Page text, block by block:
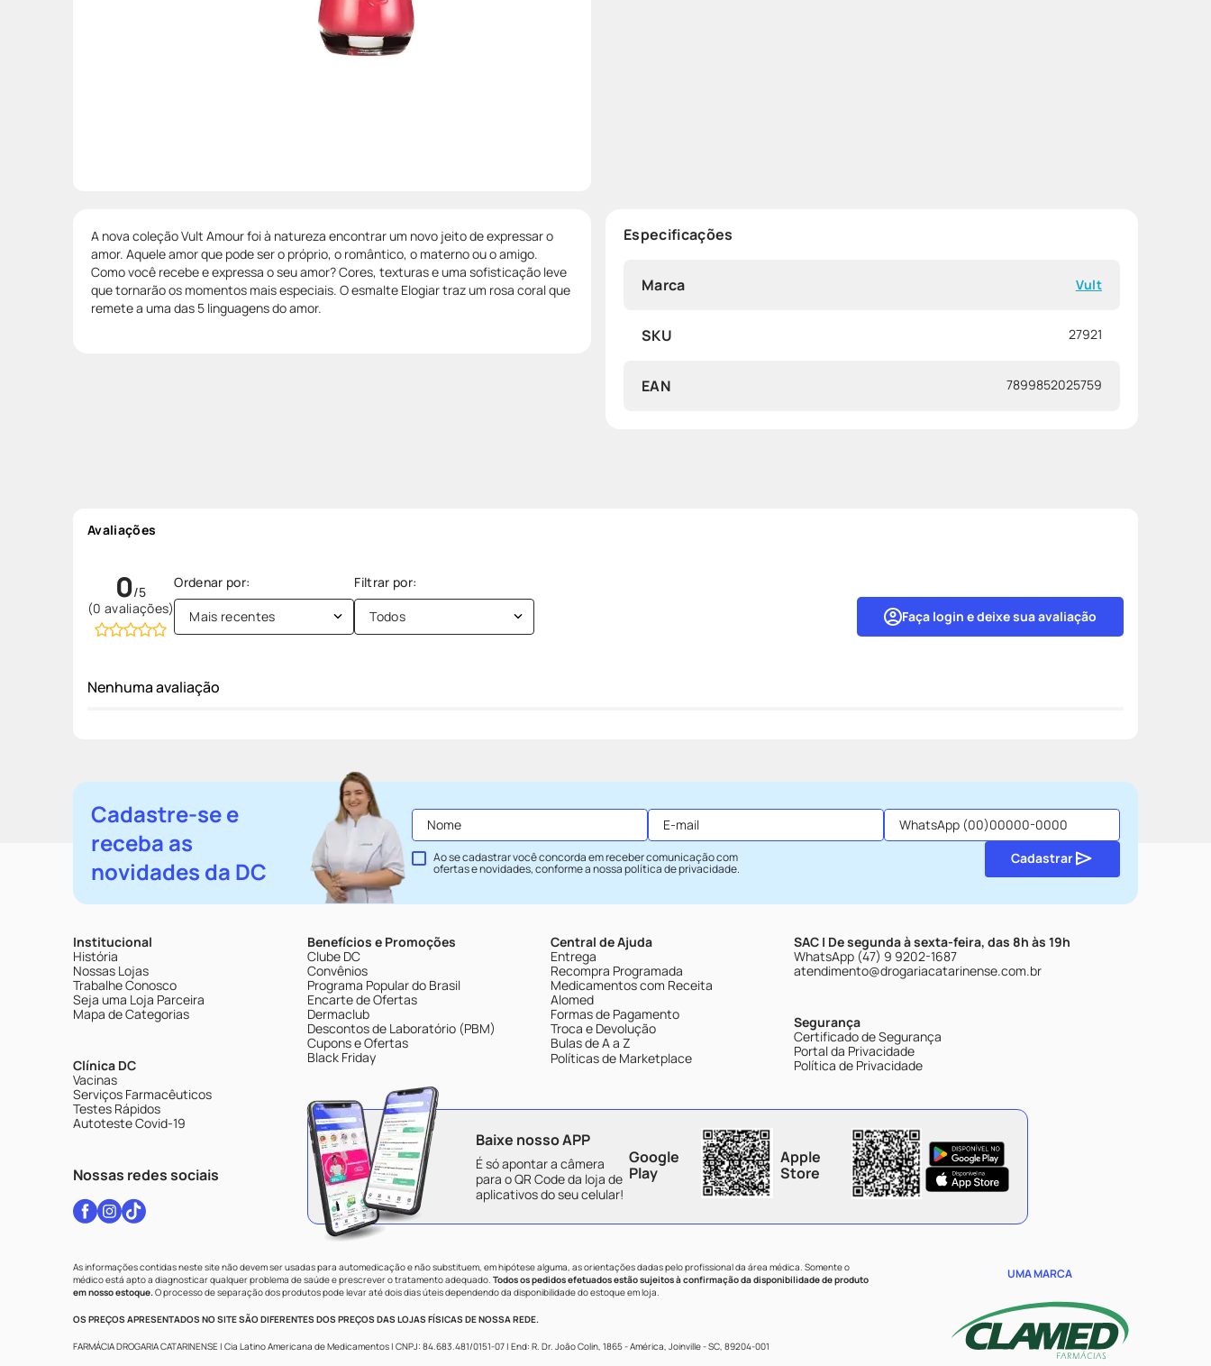
A nova coleção Vult Amour foi à natureza encontrar um novo jeito de expressar o
amor. Aquele amor que pode ser o próprio, o romântico, o materno ou o amigo.
Como você recebe e expressa o seu amor? Cores, texturas e uma sofisticação leve
que tornarão os momentos mais especiais. O esmalte Elogiar traz um rosa coral que
remete a uma das 5 linguagens do amor.
Especificações
Marca Vult
SKU 27921
EAN 7899852025759
Avaliações
0
(0 avaliações) Faça login e deixe sua avaliação
Mais recentes Todos
Nenhuma avaliação
Cadastre-se e
receba as
novidades da DC
Ao se cadastrar você concorda em receber comunicação com
ofertas e novidades, conforme a nossapolítica de privacidade.
Cadastrar
Institucional
História
Nossas Lojas
Trabalhe Conosco
Seja uma Loja Parceira
Mapa de Categorias
Clínica DC
Vacinas
Serviços Farmacêuticos
Testes Rápidos
Autoteste Covid-19
Nossas redes sociais
Benefícios e Promoções
Clube DC
Convênios
Programa Popular do Brasil
Encarte de Ofertas
Dermaclub
Descontos de Laboratório (PBM)
Cupons e Ofertas
Black Friday
Central de Ajuda
Entrega
Recompra Programada
Medicamentos com Receita
Alomed
Formas de Pagamento
Troca e Devolução
Bulas de A a Z
Políticas de Marketplace
SAC | De segunda à sexta-feira, das 8h às 19h
WhatsApp (47) 9 9202-1687
atendimento@drogariacatarinense.com.br
Segurança
Certificado de Segurança
Portal da Privacidade
Política de Privacidade
Baixe nosso APP
É só apontar a câmera
para o QR Code da loja de
aplicativos do seu celular!
Google
Play
Apple
Store
As informações contidas neste site não devem ser usadas para automedicação e não substituem, em hipótese alguma, as orientações dadas pelo profissional da área médica. Somente o
médico está apto a diagnosticar qualquer problema de saúde e prescrever o tratamento adequado. Todos os pedidos efetuados estão sujeitos à confirmação da disponibilidade de produto
em nosso estoque.O processo de separação dos produtos pode levar até dois dias úteis dependendo da disponibilidade do estoque em loja.
OS PREÇOS APRESENTADOS NO SITE SÃO DIFERENTES DOS PREÇOS DAS LOJAS FÍSICAS DE NOSSA REDE.
FARMÁCIA DROGARIA CATARINENSE | Cia Latino Americana de Medicamentos | CNPJ: 84.683.481/0151-07 | End: R. Dr. João Colin, 1865 - América, Joinville - SC, 89204-001
UMA MARCA